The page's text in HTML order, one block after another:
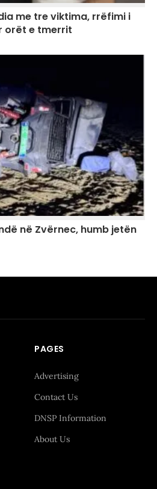
me tre viktima, rrëfimi i
orët e tmerrit
në Zvërnec, humb jetën
PAGES
Advertising
Contact Us
DNSP Information
About Us